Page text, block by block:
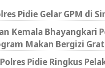
Pidie Gelar GPM di
Kemala Bhayangkari
Makan Bergizi
Pidie Ringkus